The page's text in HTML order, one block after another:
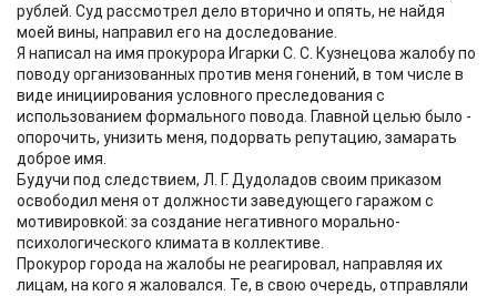
рублей. Суд рассмотрел дело вторично и опять, не найдя
моей вины, направил его на доследование.
Я написал на имя прокурора Игарки С. С. Кузнецова жалобу по
поводу организованных против меня гонений, в том числе в
виде инициирования условного преследования с
использованием формального повода. Главной целью было -
опорочить, унизить меня, подорвать репутацию, замарать
доброе имя.
Будучи под следствием, Л. Г. Дудоладов своим приказом
освободил меня от должности заведующего гаражом с
мотивировкой: за создание негативного морально-
психологического климата в коллективе.
Прокурор города на жалобы не реагировал, направляя их
лицам, на кого я жаловался. Те, в свою очередь, отправляли